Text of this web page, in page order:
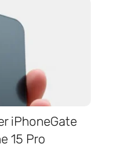
iPhoneGate
15 Pro